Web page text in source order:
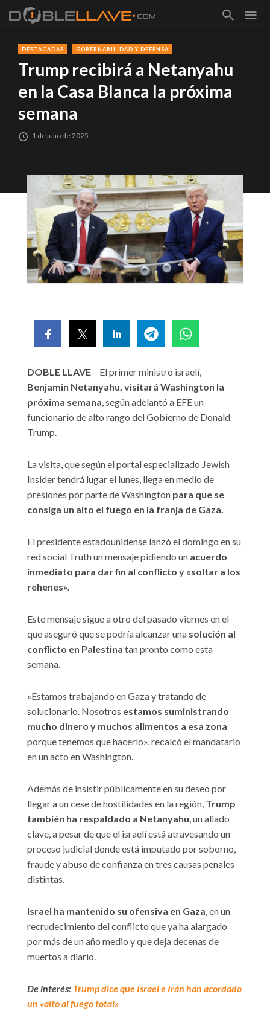
DESTACADAS GOBERNABILIDAD Y DEFENSA
Trump recibirá a Netanyahu
en la Casa Blanca la próxima
semana
1 de julio de 2025
DOBLE LLAVE – El primer ministro israelí,
Benjamin Netanyahu, visitará Washington la
próxima semana, según adelantó a EFE un
funcionario de alto rango del Gobierno de Donald
Trump.
La visita, que según el portal especializado Jewish
Insider tendrá lugar el lunes, llega en medio de
presiones por parte de Washington para que se
consiga un alto el fuego en la franja de Gaza.
El presidente estadounidense lanzó el domingo en su
red social Truth un mensaje pidiendo un acuerdo
inmediato para dar fin al conflicto y «soltar a los
rehenes».
Este mensaje sigue a otro del pasado viernes en el
que aseguró que se podría alcanzar una solución al
conflicto en Palestina tan pronto como esta
semana.
«Estamos trabajando en Gaza y tratando de
solucionarlo. Nosotros estamos suministrando
mucho dinero y muchos alimentos a esa zona
porque tenemos que hacerlo», recalcó el mandatario
en un acto en Washington.
Además de insistir públicamente en su deseo por
llegar a un cese de hostilidades en la región, Trump
también ha respaldado a Netanyahu, un aliado
clave, a pesar de que el israelí está atravesando un
proceso judicial donde está imputado por soborno,
fraude y abuso de confianza en tres causas penales
distintas.
Israel ha mantenido su ofensiva en Gaza, en un
recrudecimiento del conflicto que ya ha alargado
por más de un año medio y que deja decenas de
muertos a diario.
De interés: Trump dice que Israel e Irán han acordado
un «alto al fuego total»